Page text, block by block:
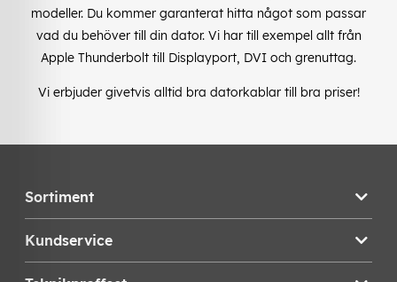
modeller. Du kommer garanterat hitta något som passar
vad du behöver till din dator. Vi har till exempel allt från
Apple Thunderbolt till Displayport, DVI och grenuttag.
Vi erbjuder givetvis alltid bra datorkablar till bra priser!
Sortiment
Kundservice